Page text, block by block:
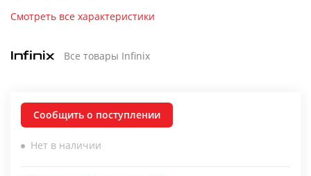
Смотреть все характеристики
Все товары Infinix
Сообщить о поступлении
Нет в наличии